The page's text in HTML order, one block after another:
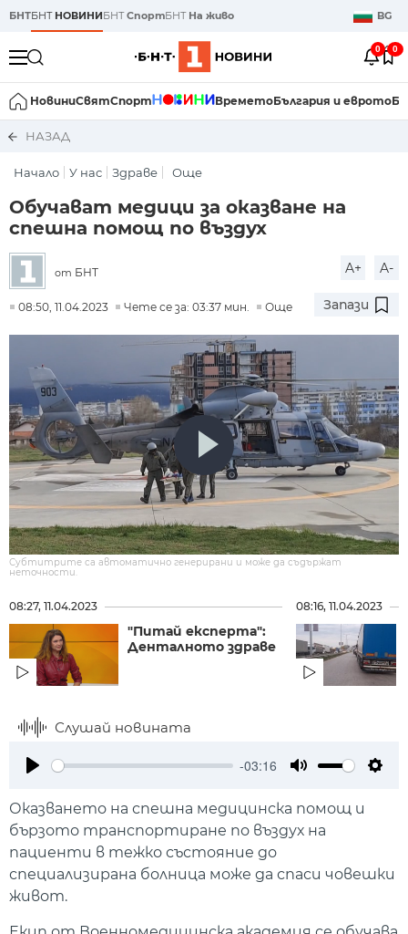
БНТБНТ НОВИНИБНТСпортБНТ На живо BG
0 0
НовиниСвятСпорт ВреметоБългария и еврото
НАЗАД
Начало У нас Здраве Още
Обучават медици за оказване на
спешна помощ по въздух
от БНТ A+ A-
08:50, 11.04.2023 Чете се за: 03:37 мин. Още Запази
Субтитрите са автоматично генерирани и може да съдържат
неточности.
08:27, 11.04.2023
"Питай експерта":
Денталното здраве
08:16, 11.04.2023
Слушай новината
-03:16
Оказването на спешна медицинска помощ и
бързото транспортиране по въздух на
пациенти в тежко състояние до
специализирана болница може да спаси човешки
живот.